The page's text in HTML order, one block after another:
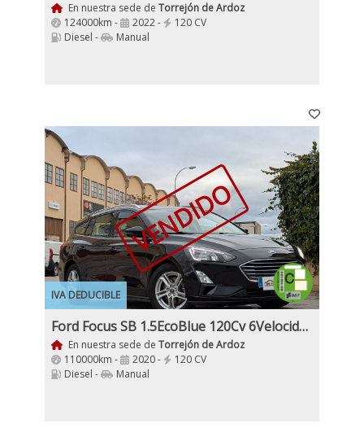
En nuestra sede de Torrejón de Ardoz
124000km -
2022 -
120 CV
Diesel -
Manual
IVA DEDUCIBLE
VENDIDO
Ford Focus SB 1.5EcoBlue 120Cv 6Velocidades 5 Puertas, Etiqueta Medioambiental C
En nuestra sede de Torrejón de Ardoz
110000km -
2020 -
120 CV
Diesel -
Manual